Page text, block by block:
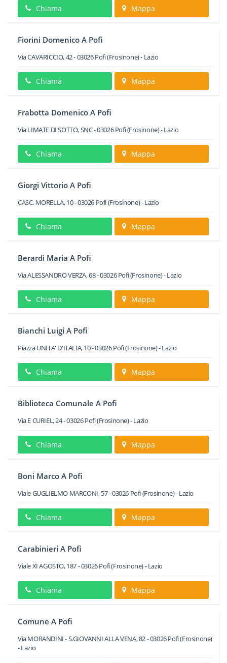
Chiama Mappa
Fiorini Domenico A Pofi
Via CAVARICCIO, 42-03026Pofi(Frosinone) - Lazio
Chiama Mappa
Frabotta Domenico A Pofi
Via LIMATE DI SOTTO, SNC-03026 Pofi(Frosinone) -Lazio
Chiama Mappa
Giorgi Vittorio A Pofi
CASC. MORELLA, 10-03026 Pofi(Frosinone) -Lazio
Chiama Mappa
Berardi Maria A Pofi
Via ALESSANDRO VERZA, 68-03026 Pofi(Frosinone) -Lazio
Chiama Mappa
Bianchi Luigi A Pofi
Piazza UNITA' D'ITALIA, 10-03026Pofi(Frosinone) -Lazio
Chiama Mappa
Biblioteca Comunale A Pofi
Via E CURIEL, 24-03026Pofi(Frosinone) -Lazio
Chiama Mappa
Boni Marco A Pofi
Viale GUGLIELMO MARCONI, 57-03026 Pofi(Frosinone) -Lazio
Chiama Mappa
Carabinieri A Pofi
Viale XI AGOSTO, 187-03026Pofi(Frosinone) -Lazio
Chiama Mappa
Comune A Pofi
Via MORANDINI - S.GIOVANNI ALLA VENA, 82-03026Pofi(Frosinone)
-Lazio